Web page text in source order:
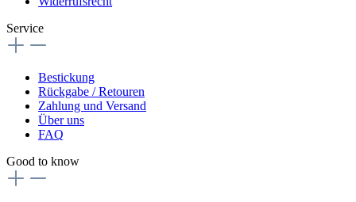
Service
Bestickung
Rückgabe / Retouren
Zahlung und Versand
Über uns
FAQ
Good to know